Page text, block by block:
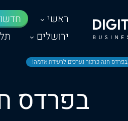
ראשי
ירושלים
בפרדס חנה כרכור נערכים לרעידת אדמה!
בפרדס